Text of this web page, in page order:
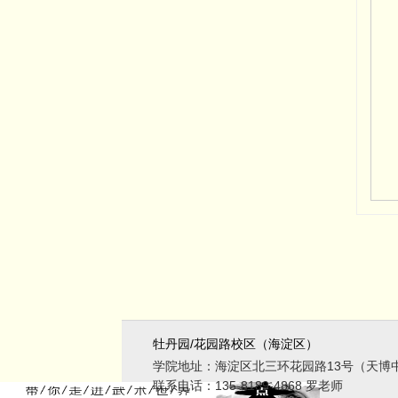
牡丹园/花园路校区（海淀区）
学院地址： 海淀区北三环花园路13号（天博
联系电话： 135-8189-4868 罗老师